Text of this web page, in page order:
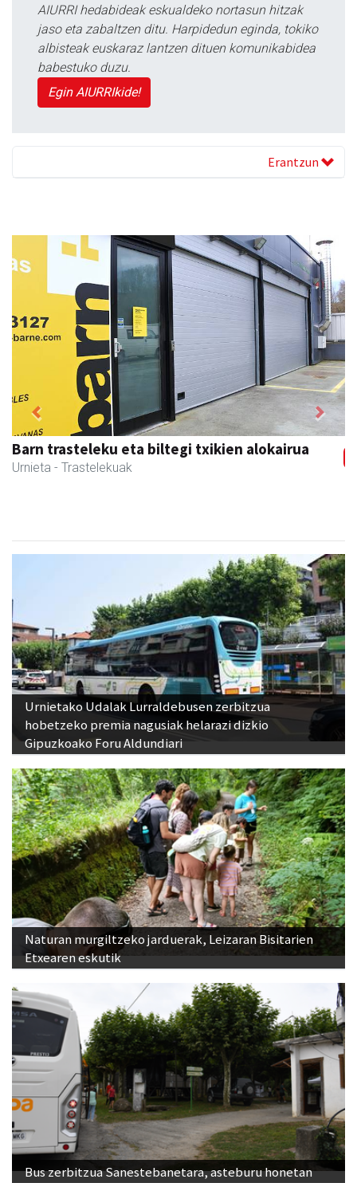
AIURRI hedabideak eskualdeko nortasun hitzak
jaso eta zabaltzen ditu. Harpidedun eginda, tokiko
albisteak euskaraz lantzen dituen komunikabidea
babestuko duzu.
Egin AIURRIkide!
Erantzun
Barn trasteleku eta biltegi txikien alokairua
Urnieta - Trastelekuak
Previous Next
Urnietako Udalak Lurraldebusen zerbitzua
hobetzeko premia nagusiak helarazi dizkio
Gipuzkoako Foru Aldundiari
Naturan murgiltzeko jarduerak, Leizaran Bisitarien
Etxearen eskutik
Bus zerbitzua Sanestebanetara, asteburu honetan